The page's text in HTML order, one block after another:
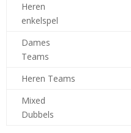
Heren
enkelspel
Dames
Teams
Heren Teams
Mixed
Dubbels